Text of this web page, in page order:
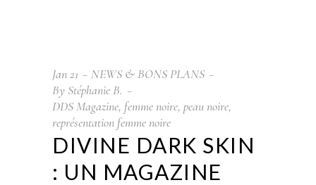
Jan21
NEWS & BONS PLANS
By Stéphanie B.
DDS Magazine, femme noire, peau noire,
représentation femme noire
DIVINE DARK SKIN
: UN MAGAZINE